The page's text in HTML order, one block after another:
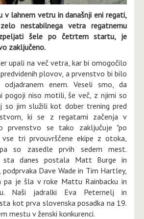
v lahnem vetru in današnji eni regati,
nestabilnega vetra regatnemu
šele po četrtem startu, je
zaključeno.
upali na več vetra, kar bi omogočilo
plovov, a prvenstvo bi bilo
enem. Veseli smo, da
pogoji niso motili, še več, z njimi so
so jim služili kot dober trening pred
ki se z regatami začenja v
prvenstvo se tako zaključuje "po
vse tri prvouvrščene ekipe z otoka,
so zasedle prvih sedem mest.
sta danes postala Matt Burge in
Dave Wade in Tim Hartley,
pa je šla v roke Mattu Rainbacku in
Naši jadralki Eva Peternelj in
kot prva slovenska posadka na 19.
mestu v ženski konkurenci.